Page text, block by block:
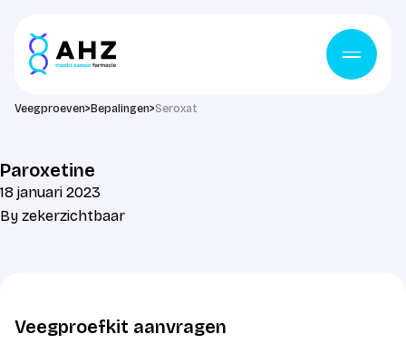
Veegproeven> Bepalingen>Seroxat
Paroxetine
18 januari 2023
By zekerzichtbaar
Veegproefkit aanvragen